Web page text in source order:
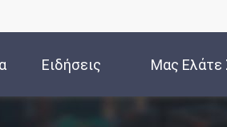
Ειδήσεις Μας Ελάτε